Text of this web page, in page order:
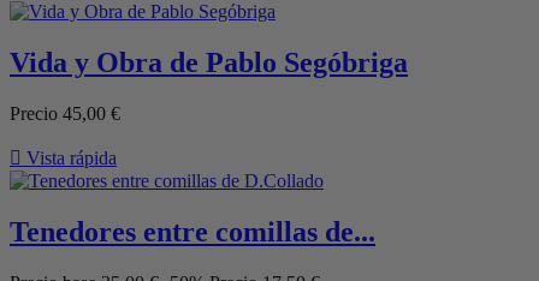
Vida y Obra de Pablo Segóbriga
Precio 45,00 €
 Vista rápida
Tenedores entre comillas de...